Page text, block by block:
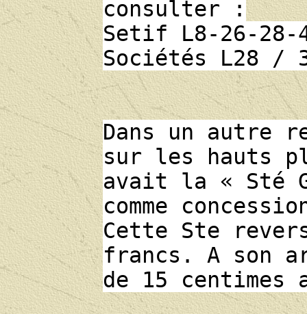
consulter :
Setif L8-26-28-
Sociétés L28 /
Dans un autre
sur les hauts
avait la « Sté
comme
Cette Ste
francs. A son
de 15